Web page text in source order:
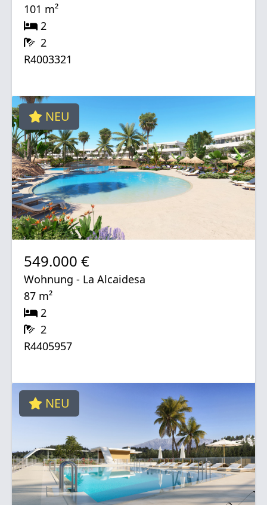
101 m²
2
2
R4003321
NEU
549.000 €
Wohnung - La Alcaidesa
87 m²
2
2
R4405957
NEU